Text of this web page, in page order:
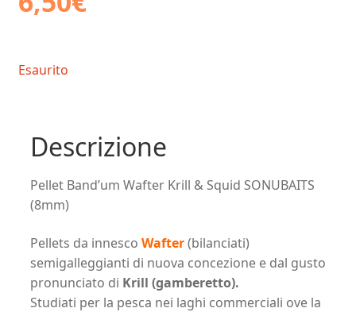
Esaurito
Descrizione
Pellet Band’um Wafter Krill & Squid SONUBAITS
(8mm)
Pellets da innesco Wafter(bilanciati)
semigalleggianti di nuova concezione e dal gusto
pronunciato di Krill (gamberetto).
Studiati per la pesca nei laghi commerciali ove la